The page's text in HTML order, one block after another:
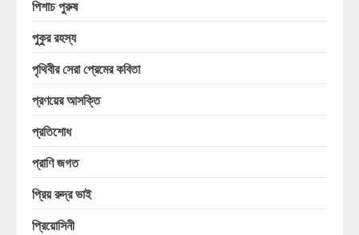
পিশাচ পুরুষ
পুকুর রহস্য
পৃথিবীর সেরা প্রেমের কবিতা
প্রণয়ের আসক্তি
প্রতিশোধ
প্রাণি জগত
প্রিয় রুদ্র ভাই
প্রিয়োসিনী